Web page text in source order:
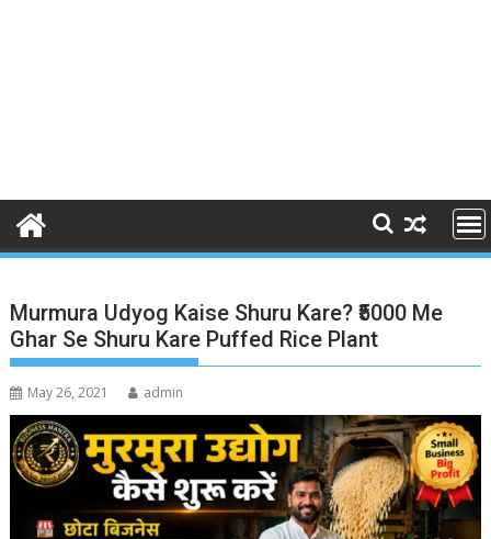
Murmura Udyog Kaise Shuru Kare? ₹5000 Me
Ghar Se Shuru Kare Puffed Rice Plant
May 26, 2021 admin